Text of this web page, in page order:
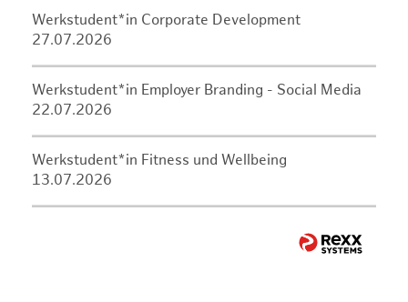
Werkstudent*in Corporate Development
27.07.2026
Werkstudent*in Employer Branding - Social Media
22.07.2026
Werkstudent*in Fitness und Wellbeing
13.07.2026